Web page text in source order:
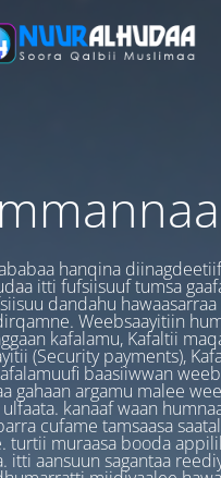
hanqina
itti fufsiisuuf tumsa
dandahu
Weebsaayitiin
kafalamu, Kafaltii
(Security payments),
baasiiwwan
gahaan argamu malee
kanaaf waan
cufame tamsaasa
turtii muraasa booda
aansuun sagantaa